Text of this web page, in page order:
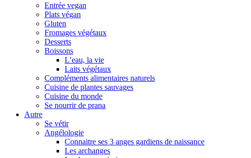
Entrée vegan
Plats végan
Gluten
Fromages végétaux
Desserts
Boissons
L’eau, la vie
Laits végétaux
Compléments alimentaires naturels
Cuisine de plantes sauvages
Cuisine du monde
Se nourrir de prana
Autre
Se vétir
Angélologie
Connaitre ses 3 anges gardiens de naissance
Les archanges